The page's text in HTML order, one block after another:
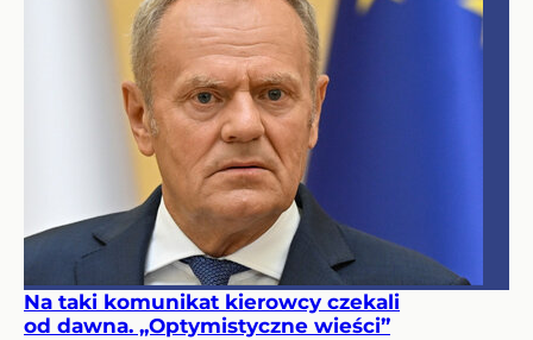
Na taki komunikat kierowcy czekali
od dawna. „Optymistyczne wieści”